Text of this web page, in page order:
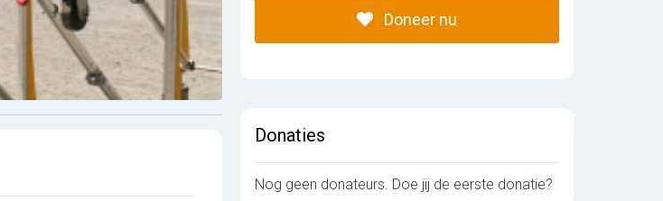
Doneer nu
Donaties
Nog geen donateurs. Doe jij de eerste donatie?